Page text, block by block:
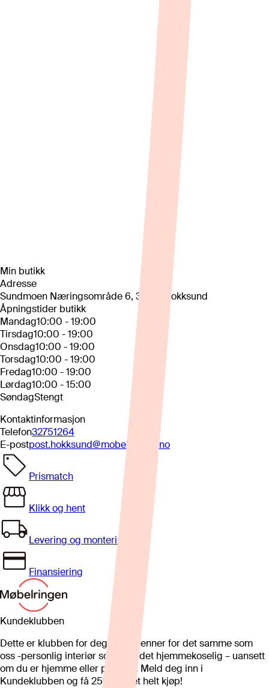
Min butikk
Adresse
Sundmoen Næringsområde 6, 3300, Hokksund
Åpningstider butikk
Mandag10:00 - 19:00
Tirsdag10:00 - 19:00
Onsdag10:00 - 19:00
Torsdag10:00 - 19:00
Fredag10:00 - 19:00
Lørdag10:00 - 15:00
SøndagStengt
Kontaktinformasjon
Telefon32751264
E-postpost.hokksund@mobelringen.no
Prismatch
Klikk og hent
Levering og montering
Finansiering
Kundeklubben
Dette er klubben for deg som brenner for det samme som
oss -personlig interiør som gjør det hjemmekoselig – uansett
om du er hjemme eller på hytta. Meld deg inn i
Kundeklubben og få 25%* på et helt kjøp!